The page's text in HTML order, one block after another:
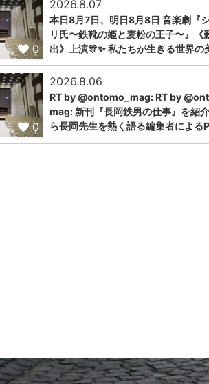
0
2026.8.07
本日8月7日、明日8月8日 音楽劇『
リ氏〜鉄靴の姫と麦粉の王子〜』《
出》上演🎊✨ 私たちが生きる世界の
0
2026.8.06
RT by @ontomo_mag: RT by
mag: 新刊『長岡鉄男の仕事』を紹
ら長岡先生を熱く語る編集者による